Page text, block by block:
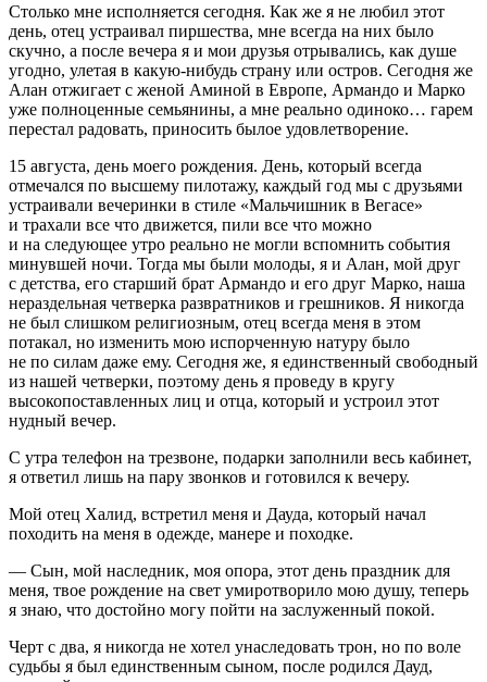
Столько мне исполняется сегодня. Как же я не любил этот
день, отец устраивал пиршества, мне всегда на них было
скучно, а после вечера я и мои друзья отрывались, как душе
угодно, улетая в какую-нибудь страну или остров. Сегодня же
Алан отжигает с женой Аминой в Европе, Армандо и Марко
уже полноценные семьянины, а мне реально одиноко… гарем
перестал радовать, приносить былое удовлетворение.
15 августа, день моего рождения. День, который всегда
отмечался по высшему пилотажу, каждый год мы с друзьями
устраивали вечеринки в стиле «Мальчишник в Вегасе»
и трахали все что движется, пили все что можно
и на следующее утро реально не могли вспомнить события
минувшей ночи. Тогда мы были молоды, я и Алан, мой друг
с детства, его старший брат Армандо и его друг Марко, наша
нераздельная четверка развратников и грешников. Я никогда
не был слишком религиозным, отец всегда меня в этом
потакал, но изменить мою испорченную натуру было
не по силам даже ему. Сегодня же, я единственный свободный
из нашей четверки, поэтому день я проведу в кругу
высокопоставленных лиц и отца, который и устроил этот
нудный вечер.
С утра телефон на трезвоне, подарки заполнили весь кабинет,
я ответил лишь на пару звонков и готовился к вечеру.
Мой отец Халид, встретил меня и Дауда, который начал
походить на меня в одежде, манере и походке.
— Сын, мой наследник, моя опора, этот день праздник для
меня, твое рождение на свет умиротворило мою душу, теперь
я знаю, что достойно могу пойти на заслуженный покой.
Черт с два, я никогда не хотел унаследовать трон, но по воле
судьбы я был единственным сыном, после родился Дауд,